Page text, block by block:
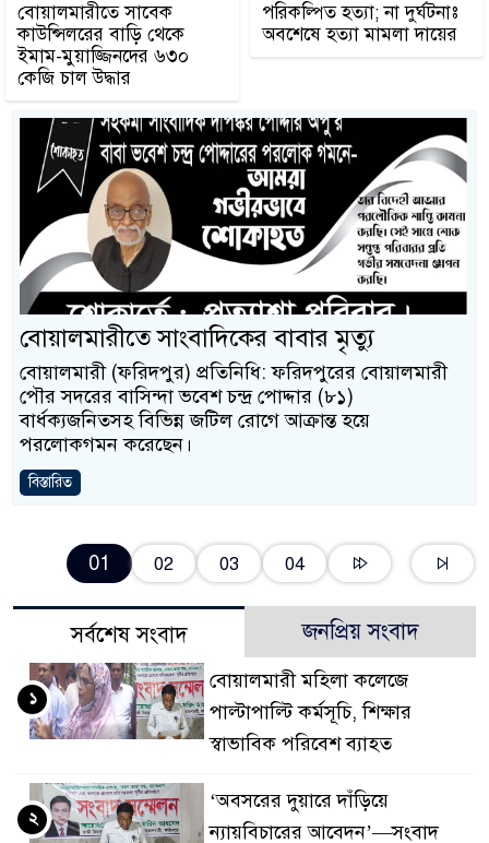
বোয়ালমারীতে সাবেক
কাউন্সিলরের বাড়ি থেকে
ইমাম-মুয়াজ্জিনদের ৬৩০
কেজি চাল উদ্ধার
পরিকল্পিত হত্যা; না দুর্ঘটনাঃ
অবশেষে হত্যা মামলা দায়ের
বোয়ালমারীতে সাংবাদিকের বাবার মৃত্যু
বোয়ালমারী (ফরিদপুর) প্রতিনিধি: ফরিদপুরের বোয়ালমারী
পৌর সদরের বাসিন্দা ভবেশ চন্দ্র পোদ্দার (৮১)
বার্ধক্যজনিতসহ বিভিন্ন জটিল রোগে আক্রান্ত হয়ে
পরলোকগমন করেছেন।
বিস্তারিত
01 02 03 04
সর্বশেষ সংবাদ জনপ্রিয় সংবাদ
বোয়ালমারী মহিলা কলেজে
পাল্টাপাল্টি কর্মসূচি, শিক্ষার
স্বাভাবিক পরিবেশ ব্যাহত
১
‘অবসরের দুয়ারে দাঁড়িয়ে
ন্যায়বিচারের আবেদন’—সংবাদ
২